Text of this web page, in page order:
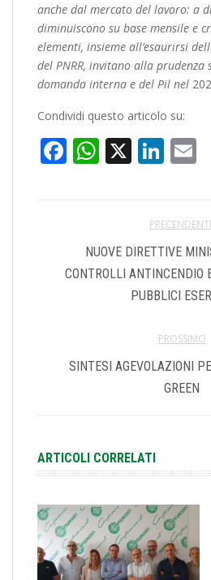
anche dal mercato del lavoro: a
diminuiscono su base mensile e
elementi, insieme all’esaurirsi
del PNRR, invitano alla
domanda interna e del Pil nel
Condividi questo articolo su:
Facebook
WhatsApp
X
NUOVE DIRETTIVE
CONTROLLI ANTINCENDIO
PUBBLICI
PROSSIMO
SINTESI AGEVOLAZIONI
GREEN
ARTICOLI CORRELATI